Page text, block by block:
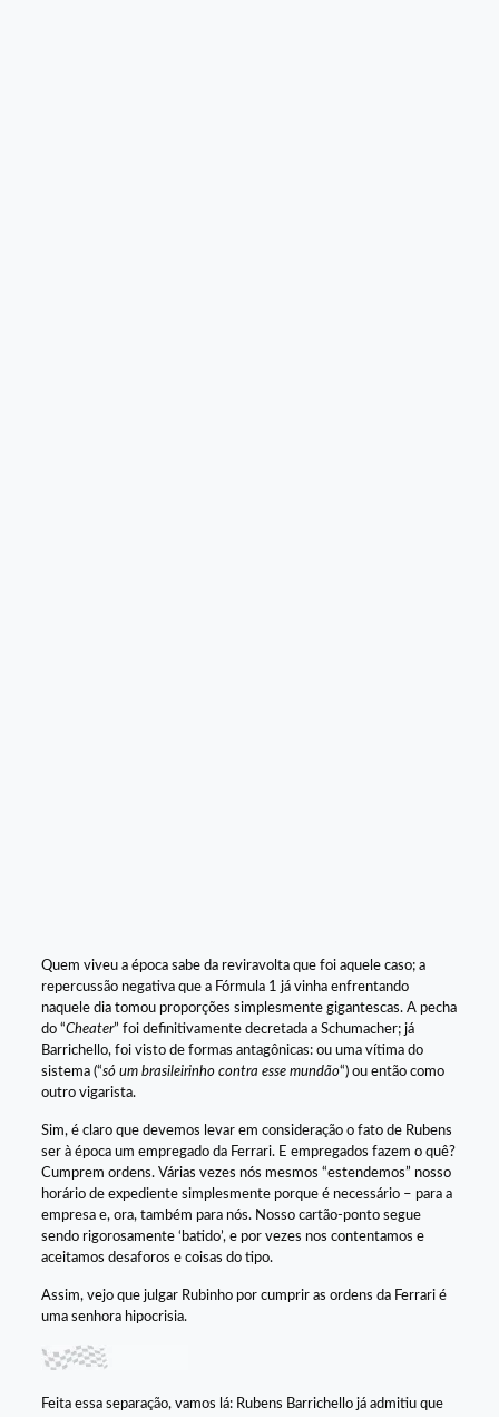
Quem viveu a época sabe da reviravolta que foi aquele caso; a
repercussão negativa que a Fórmula 1 já vinha enfrentando
naquele dia tomou proporções simplesmente gigantescas. A pecha
do “Cheater” foi definitivamente decretada a Schumacher; já
Barrichello, foi visto de formas antagônicas: ou uma vítima do
sistema (“só um brasileirinho contra esse mundão“) ou então como
outro vigarista.
Sim, é claro que devemos levar em consideração o fato de Rubens
ser à época um empregado da Ferrari. E empregados fazem o quê?
Cumprem ordens. Várias vezes nós mesmos “estendemos” nosso
horário de expediente simplesmente porque é necessário – para a
empresa e, ora, também para nós. Nosso cartão-ponto segue
sendo rigorosamente ‘batido’, e por vezes nos contentamos e
aceitamos desaforos e coisas do tipo.
Assim, vejo que julgar Rubinho por cumprir as ordens da Ferrari é
uma senhora hipocrisia.
Feita essa separação, vamos lá: Rubens Barrichello já admitiu que